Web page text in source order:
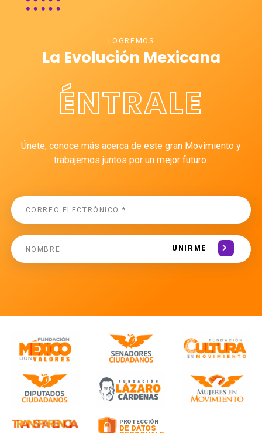
LOGREMOS
La Evolución Mexicana
ÉNTRALE
Únete, conoce más acerca de este gran Movimiento y
trabajemos juntos por un mejor futuro.
UNIRME